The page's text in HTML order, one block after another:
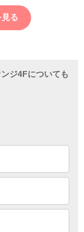
る
ジ4Fについても